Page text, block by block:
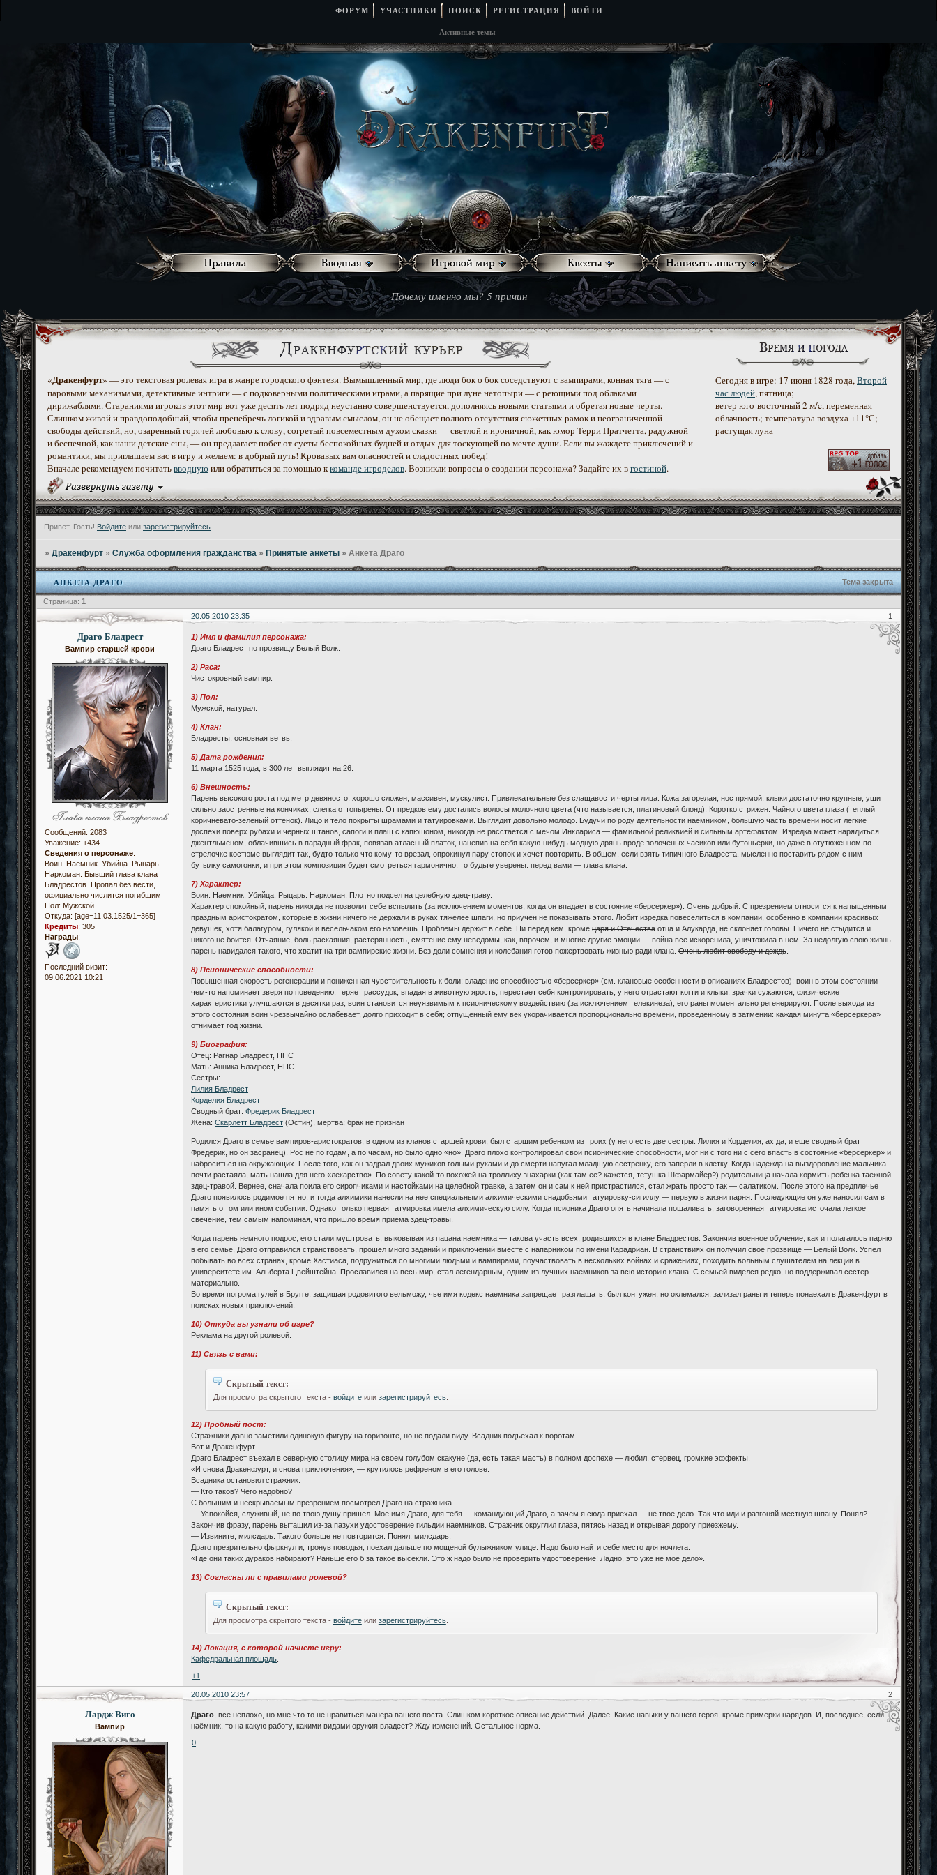
ФОРУМ УЧАСТНИКИ ПОИСК РЕГИСТРАЦИЯ
ВОЙТИ
Активные темы
Почему именно мы? 5 причин
«Дракенфурт» — это текстовая ролевая игра в жанре городского фэнтези. Вымышленный мир, где люди бок о бок соседствуют с вампирами, конная тяга — с
паровыми механизмами, детективные интриги — с подковерными политическими играми, а парящие при луне нетопыри — с реющими под облаками
дирижаблями. Стараниями игроков этот мир вот уже десять лет подряд неустанно совершенствуется, дополняясь новыми статьями и обретая новые черты.
Слишком живой и правдоподобный, чтобы пренебречь логикой и здравым смыслом, он не обещает полного отсутствия сюжетных рамок и неограниченной
свободы действий, но, озаренный горячей любовью к слову, согретый повсеместным духом сказки — светлой и ироничной, как юмор Терри Пратчетта, радужной
и беспечной, как наши детские сны, — он предлагает побег от суеты беспокойных будней и отдых для тоскующей по мечте души. Если вы жаждете приключений и
романтики, мы приглашаем вас в игру и желаем: в добрый путь! Кровавых вам опасностей и сладостных побед!
Вначале рекомендуем почитатьвводнуюили обратиться за помощью ккоманде игроделов. Возникли вопросы о создании персонажа? Задайте их вгостиной.
Сегодня в игре: 17 июня 1828 года,Второй
час людей, пятница;
ветер юго-восточный 2 м/c, переменная
облачность; температура воздуха +11°С;
растущая луна
Привет, Гость! Войдите или зарегистрируйтесь
»Дракенфурт »Служба оформления гражданства » Принятые анкеты »Анкета Драго
АНКЕТА ДРАГО
Страница: 1
Тема закрыта
1
20.05.2010 23:35
Драго Бладрест
Вампир старшей крови
Сообщений: 2083
Уважение: +434
Сведения о персонаже:
Воин. Наемник. Убийца. Рыцарь.
Наркоман. Бывший глава клана
Бладрестов. Пропал без вести,
официально числится погибшим
Пол: Мужской
Откуда: [age=11.03.1525/1=365]
Кредиты: 305
Награды:
Последний визит:
09.06.2021 10:21
1) Имя и фамилия персонажа:
Драго Бладрест по прозвищу Белый Волк.
2) Раса:
Чистокровный вампир.
3) Пол:
Мужской, натурал.
4) Клан:
Бладресты, основная ветвь.
5) Дата рождения:
11 марта 1525 года, в 300 лет выглядит на 26.
6) Внешность:
Парень высокого роста под метр девяносто, хорошо сложен, массивен, мускулист. Привлекательные без слащавости черты лица. Кожа загорелая, нос прямой, клыки достаточно крупные, уши
сильно заостренные на кончиках, слегка оттопырены. От предков ему достались волосы молочного цвета (что называется, платиновый блонд). Коротко стрижен. Чайного цвета глаза (теплый
коричневато-зеленый оттенок). Лицо и тело покрыты шрамами и татуировками. Выглядит довольно молодо. Будучи по роду деятельности наемником, большую часть времени носит легкие
доспехи поверх рубахи и черных штанов, сапоги и плащ с капюшоном, никогда не расстается с мечом Инклариса — фамильной реликвией и сильным артефактом. Изредка может нарядиться
джентльменом, облачившись в парадный фрак, повязав атласный платок, нацепив на себя какую-нибудь модную дрянь вроде золоченых часиков или бутоньерки, но даже в отутюженном по
стрелочке костюме выглядит так, будто только что кому-то врезал, опрокинул пару стопок и хочет повторить. В общем, если взять типичного Бладреста, мысленно поставить рядом с ним
бутылку самогонки, и при этом композиция будет смотреться гармонично, то будьте уверены: перед вами — глава клана.
7) Характер:
Воин. Наемник. Убийца. Рыцарь. Наркоман. Плотно подсел на целебную здец-траву.
Характер спокойный, парень никогда не позволит себе вспылить (за исключением моментов, когда он впадает в состояние «берсеркер»). Очень добрый. С презрением относится к напыщенным
праздным аристократом, которые в жизни ничего не держали в руках тяжелее шпаги, но приучен не показывать этого. Любит изредка повеселиться в компании, особенно в компании красивых
девушек, хотя балагуром, гулякой и весельчаком его назовешь. Проблемы держит в себе. Ни перед кем, кромецаря и Отечества отца и Алукарда, не склоняет головы. Ничего не стыдится и
никого не боится. Отчаяние, боль раскаяния, растерянность, смятение ему неведомы, как, впрочем, и многие другие эмоции — война все искоренила, уничтожила в нем. За недолгую свою жизнь
парень навидался такого, что хватит на три вампирские жизни. Без доли сомнения и колебания готов пожертвовать жизнью ради клана.Очень любит свободу и дождь
8) Псионические способности:
Повышенная скорость регенерации и пониженная чувствительность к боли; владение способностью «берсеркер» (см. клановые особенности в описаниях Бладрестов): воин в этом состоянии
чем-то напоминает зверя по поведению: теряет рассудок, впадая в животную ярость, перестает себя контролировать, у него отрастают когти и клыки, зрачки сужаются; физические
характеристики улучшаются в десятки раз, воин становится неуязвимым к псионическому воздействию (за исключением телекинеза), его раны моментально регенерируют. После выхода из
этого состояния воин чрезвычайно ослабевает, долго приходит в себя; отпущенный ему век укорачивается пропорционально времени, проведенному в затмении: каждая минута «берсеркера»
отнимает год жизни.
9) Биография:
Отец: Рагнар Бладрест, НПС
Мать: Анника Бладрест, НПС
Сестры:
Лилия Бладрест
Корделия Бладрест
Сводный брат:Фредерик Бладрест
Жена:Скарлетт Бладрест (Остин), мертва; брак не признан
Родился Драго в семье вампиров-аристократов, в одном из кланов старшей крови, был старшим ребенком из троих (у него есть две сестры: Лилия и Корделия; ах да, и еще сводный брат
Фредерик, но он засранец). Рос не по годам, а по часам, но было одно «но». Драго плохо контролировал свои псионические способности, мог ни с того ни с сего впасть в состояние «берсеркер» и
наброситься на окружающих. После того, как он задрал двоих мужиков голыми руками и до смерти напугал младшую сестренку, его заперли в клетку. Когда надежда на выздоровление мальчика
почти растаяла, мать нашла для него «лекарство». По совету какой-то похожей на троллиху знахарки (как там ее? кажется, тетушка Шфармайер?) родительница начала кормить ребенка таежной
здец-травой. Вернее, сначала поила его сиропчиками и настойками на целебной травке, а затем он и сам к ней пристрастился, стал жрать просто так — салатиком. После этого на предплечье
Драго появилось родимое пятно, и тогда алхимики нанесли на нее специальными алхимическими снадобьями татуировку-сигиллу — первую в жизни парня. Последующие он уже наносил сам в
память о том или ином событии. Однако только первая татуировка имела алхимическую силу. Когда псионика Драго опять начинала пошаливать, заговоренная татуировка источала легкое
свечение, тем самым напоминая, что пришло время приема здец-травы.
Когда парень немного подрос, его стали муштровать, выковывая из пацана наемника — такова участь всех, родившихся в клане Бладрестов. Закончив военное обучение, как и полагалось парню
в его семье, Драго отправился странствовать, прошел много заданий и приключений вместе с напарником по имени Карадриан. В странствиях он получил свое прозвище — Белый Волк. Успел
побывать во всех странах, кроме Хастиаса, подружиться со многими людьми и вампирами, поучаствовать в нескольких войнах и сражениях, походить вольным слушателем на лекции в
университете им. Альберта Цвейштейна. Прославился на весь мир, стал легендарным, одним из лучших наемников за всю историю клана. С семьей виделся редко, но поддерживал сестер
материально.
Во время погрома гулей в Бругге, защищая родовитого вельможу, чье имя кодекс наемника запрещает разглашать, был контужен, но оклемался, зализал раны и теперь понаехал в Дракенфурт в
поисках новых приключений.
10) Откуда вы узнали об игре?
Реклама на другой ролевой.
11) Связь с вами:
Скрытый текст:
Для просмотра скрытого текста - войдитеили зарегистрируйтесь.
12) Пробный пост:
Стражники давно заметили одинокую фигуру на горизонте, но не подали виду. Всадник подъехал к воротам.
Вот и Дракенфурт.
Драго Бладрест въехал в северную столицу мира на своем голубом скакуне (да, есть такая масть) в полном доспехе — любил, стервец, громкие эффекты.
«И снова Дракенфурт, и снова приключения», — крутилось рефреном в его голове.
Всадника остановил стражник.
— Кто таков? Чего надобно?
С большим и нескрываемым презрением посмотрел Драго на стражника.
— Успокойся, служивый, не по твою душу пришел. Мое имя Драго, для тебя — командующий Драго, а зачем я сюда приехал — не твое дело. Так что иди и разгоняй местную шпану. Понял?
Закончив фразу, парень вытащил из-за пазухи удостоверение гильдии наемников. Стражник округлил глаза, пятясь назад и открывая дорогу приезжему.
— Извините, милсдарь. Такого больше не повторится. Понял, милсдарь.
Драго презрительно фыркнул и, тронув поводья, поехал дальше по мощеной булыжником улице. Надо было найти себе место для ночлега.
«Где они таких дураков набирают? Раньше его б за такое высекли. Это ж надо было не проверить удостоверение! Ладно, это уже не мое дело».
13) Согласны ли с правилами ролевой?
Скрытый текст:
Для просмотра скрытого текста - войдитеили зарегистрируйтесь.
14) Локация, с которой начнете игру:
Кафедральная площадь
+1
2
20.05.2010 23:57
Лардж Виго
Вампир
Драго , всё неплохо, но мне что то не нравиться манера вашего поста. Слишком короткое описание действий. Далее. Какие навыки у вашего героя, кроме примерки нарядов. И, последнее, если
наёмник, то на какую работу, какими видами оружия владеет? Жду изменений. Остальное норма.
0